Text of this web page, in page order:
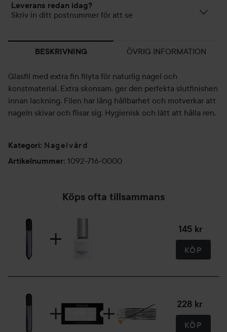
Leverans redan idag?
Skriv in ditt postnummer för att se
BESKRIVNING ÖVRIG INFORMATION
Glasfil med extra fin filyta för naturlig nagel och
konstmaterial. Extra skonsam, ger den perfekta slutfinishen
innan lackning. Filen har lång hållbarhet och motverkar att
nageln skivar och flisar sig. Hygienisk och lätt att hålla ren.
Kategori: Nagelvård
Artikelnummer: 1092-716-0000
Köps ofta tillsammans
145 kr
KÖP
228 kr
KÖP